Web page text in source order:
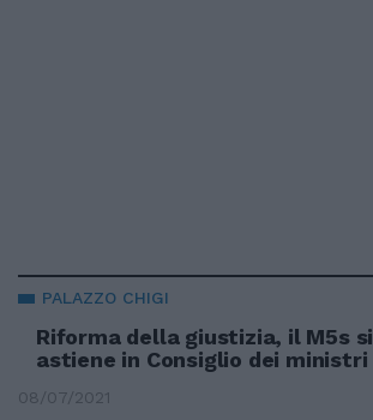
PALAZZO CHIGI
Riforma della giustizia, il M5s si
astiene in Consiglio dei ministri
08/07/2021